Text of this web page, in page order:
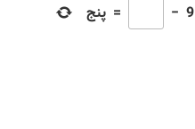
9
−
= پنج